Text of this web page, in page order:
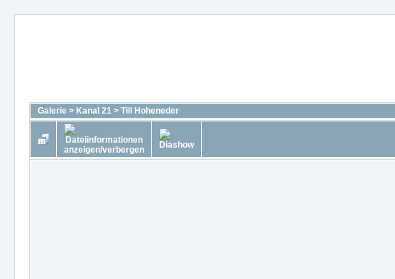
Galerie > Kanal 21 > Till Hoheneder